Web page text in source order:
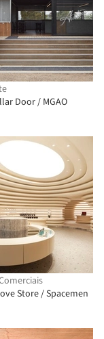
Door / MGAO
Store / Spacemen